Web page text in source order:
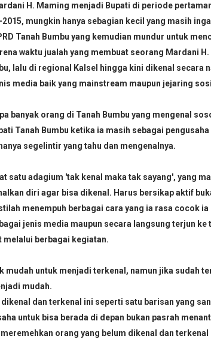
H. Maming menjadi Bupati di periode
2015, mungkin hanya sebagian kecil yang masih
Tanah Bumbu yang kemudian mundur untuk
waktu jualah yang membuat seorang Mardani
lalu di regional Kalsel hingga kini dikenal secara
media baik yang mainstream maupun jejaring
banyak orang di Tanah Bumbu yang mengenal
Tanah Bumbu ketika ia masih sebagai
segelintir yang tahu dan mengenalnya.
satu adagium 'tak kenal maka tak sayang', yang
diri agar bisa dikenal. Harus bersikap aktif
menempuh berbagai cara yang ia rasa cocok
jenis media maupun secara langsung terjun
melalui berbagai kegiatan.
mudah untuk menjadi terkenal, namun jika sudah
mudah.
dikenal dan terkenal ini seperti satu barisan yang
untuk bisa berada di depan bukan pasrah
orang yang belum dikenal dan